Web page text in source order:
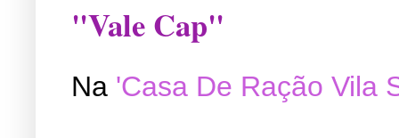
"Vale Cap"
Na 'Casa De Ração Vila